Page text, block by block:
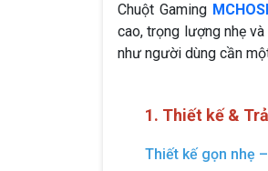
Chuột Gaming
cao, trọng lượng nhẹ
như người dùng cần
1. Thiết kế &
Thiết kế gọn nhẹ